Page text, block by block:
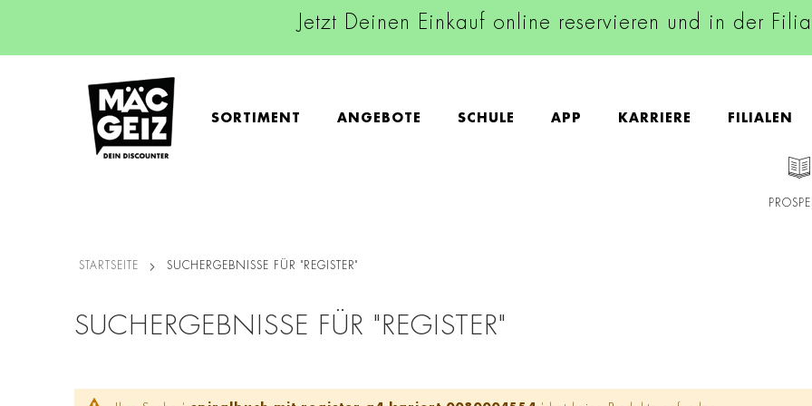
Jetzt Deinen Einkauf online reservieren und in der
SORTIMENT ANGEBOTE SCHULE APP KARRIERE FILIALEN
STARTSEITE SUCHERGEBNISSE FÜR "REGISTER"
SUCHERGEBNISSE FÜR "REGISTER"